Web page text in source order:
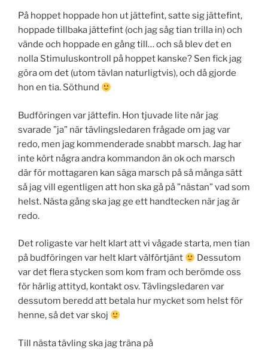
På hoppet hoppade hon ut jättefint, satte sig jättefint,
hoppade tillbaka jättefint (och jag såg tian trilla in) och
vände och hoppade en gång till… och så blev det en
nolla Stimuluskontroll på hoppet kanske? Sen fick jag
göra om det (utom tävlan naturligtvis), och då gjorde
hon en tia. Söthund
Budföringen var jättefin. Hon tjuvade lite när jag
svarade ”ja” när tävlingsledaren frågade om jag var
redo, men jag kommenderade snabbt marsch. Jag har
inte kört några andra kommandon än ok och marsch
där för mottagaren kan säga marsch på så många sätt
så jag vill egentligen att hon ska gå på ”nästan” vad som
helst. Nästa gång ska jag ge ett handtecken när jag är
redo.
Det roligaste var helt klart att vi vågade starta, men tian
på budföringen var helt klart välförtjänt
Dessutom
var det flera stycken som kom fram och berömde oss
för härlig attityd, kontakt osv. Tävlingsledaren var
dessutom beredd att betala hur mycket som helst för
henne, så det var skoj
Till nästa tävling ska jag träna på